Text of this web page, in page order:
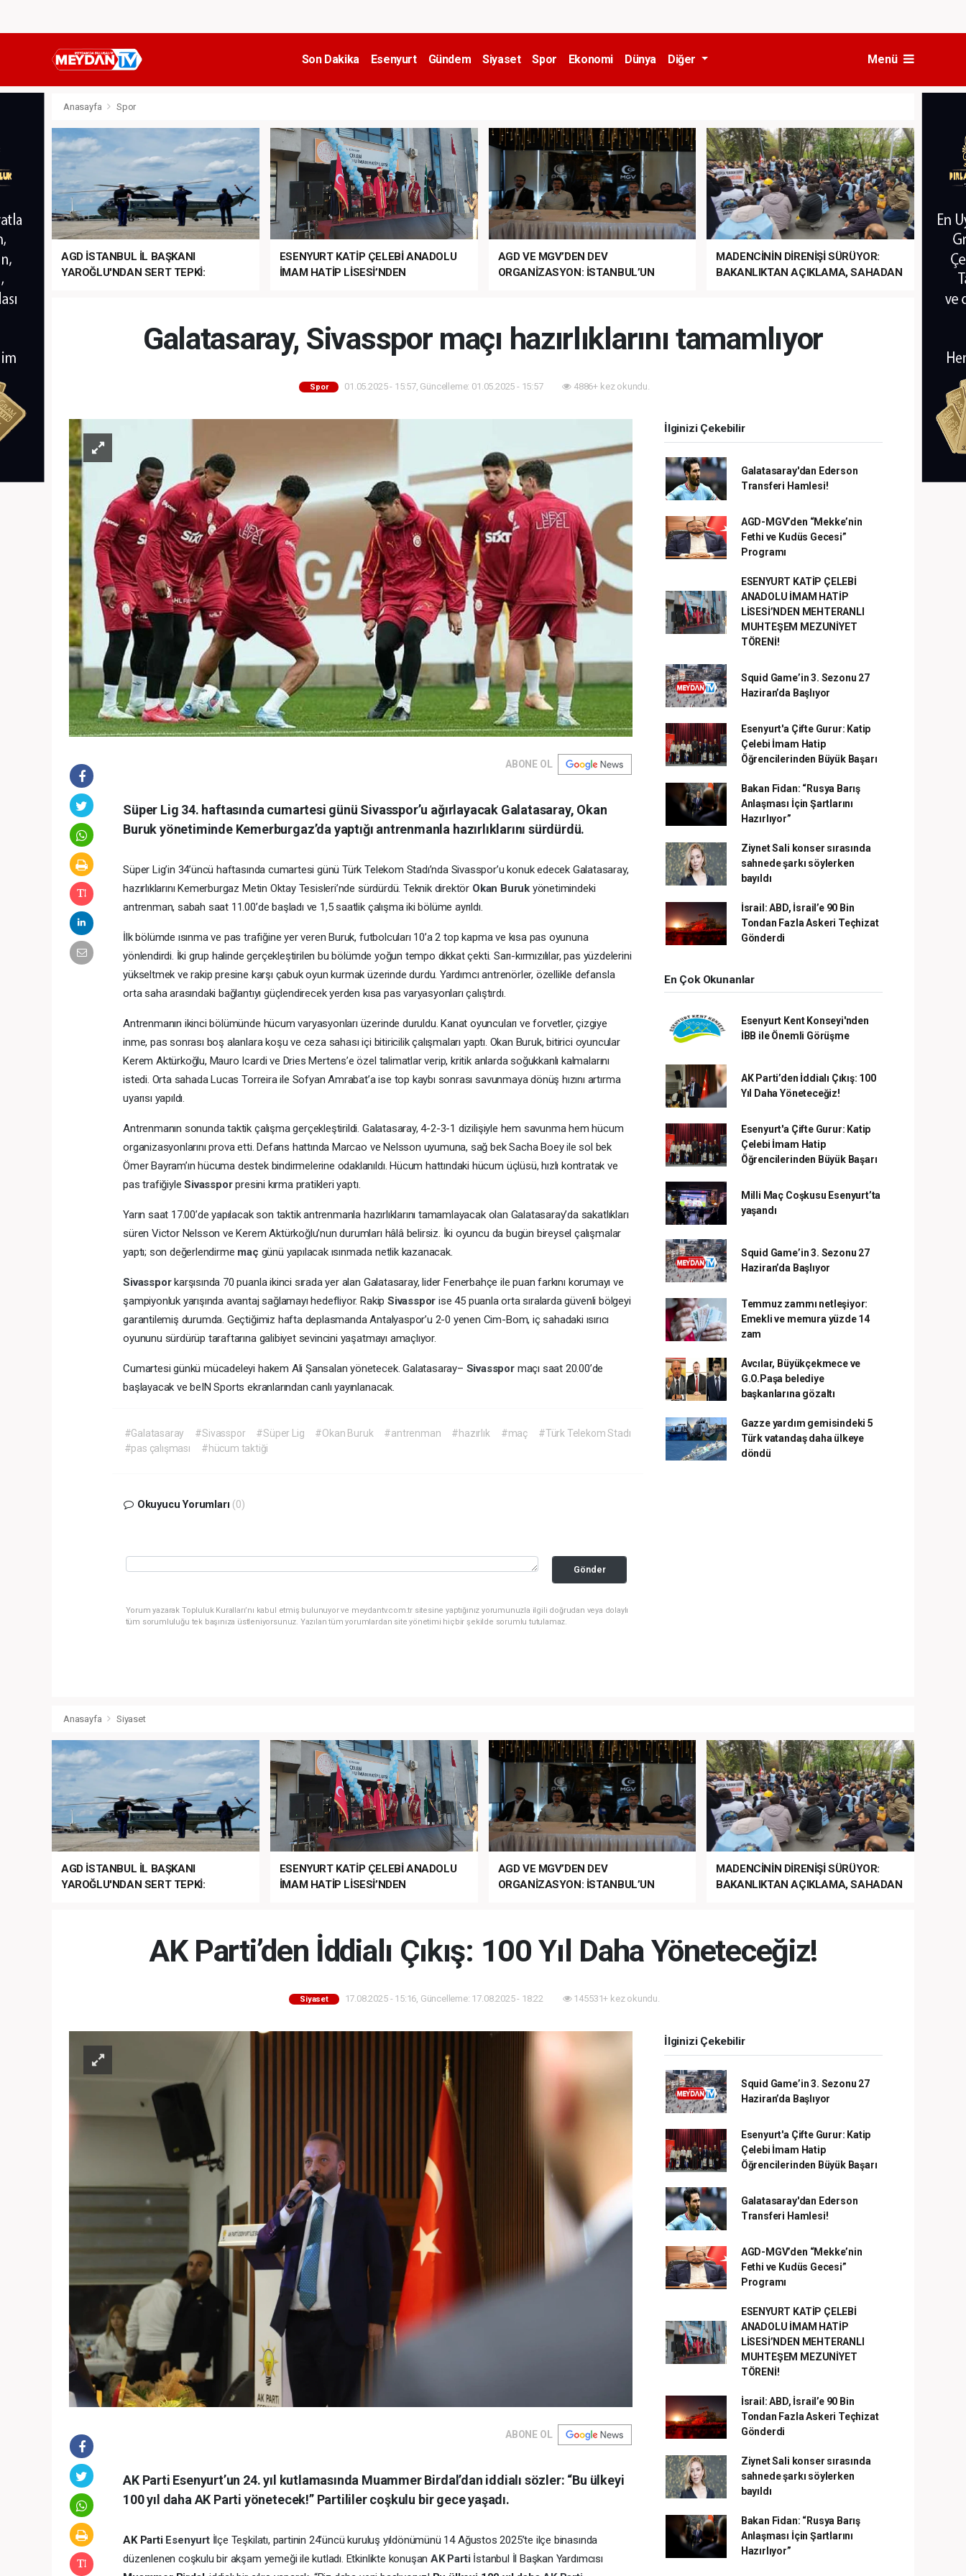
Son Dakika Esenyurt Gündem Siyaset Spor Ekonomi Dünya Diğer Menü
Anasayfa Spor
AGD İSTANBUL İL BAŞKANI
YAROĞLU'NDAN SERT TEPKİ:
ESENYURT KATİP ÇELEBİ ANADOLU
İMAM HATİP LİSESİ’NDEN
AGD VE MGV’DEN DEV
ORGANİZASYON: İSTANBUL’UN
MADENCİNİN DİRENİŞİ SÜRÜYOR:
BAKANLIKTAN AÇIKLAMA, SAHADAN
Galatasaray, Sivasspor maçı hazırlıklarını tamamlıyor
Spor 01.05.2025 - 15:57, Güncelleme: 01.05.2025 - 15:57 4886+ kez okundu.
ABONE OL
Süper Lig 34. haftasında cumartesi günü Sivasspor’u ağırlayacak Galatasaray, Okan
Buruk yönetiminde Kemerburgaz’da yaptığı antrenmanla hazırlıklarını sürdürdü.
Süper Lig’in 34’üncü haftasında cumartesi günü Türk Telekom Stadı’nda Sivasspor’u konuk edecek Galatasaray,
hazırlıklarını Kemerburgaz Metin Oktay Tesisleri’nde sürdürdü. Teknik direktör Okan Buruk yönetimindeki
antrenman, sabah saat 11.00’de başladı ve 1,5 saatlik çalışma iki bölüme ayrıldı.
İlk bölümde ısınma ve pas trafiğine yer veren Buruk, futbolcuları 10’a 2 top kapma ve kısa pas oyununa
yönlendirdi. İki grup halinde gerçekleştirilen bu bölümde yoğun tempo dikkat çekti. Sarı-kırmızılılar, pas yüzdelerini
yükseltmek ve rakip presine karşı çabuk oyun kurmak üzerinde durdu. Yardımcı antrenörler, özellikle defansla
orta saha arasındaki bağlantıyı güçlendirecek yerden kısa pas varyasyonları çalıştırdı.
Antrenmanın ikinci bölümünde hücum varyasyonları üzerinde duruldu. Kanat oyuncuları ve forvetler, çizgiye
inme, pas sonrası boş alanlara koşu ve ceza sahası içi bitiricilik çalışmaları yaptı. Okan Buruk, bitirici oyuncular
Kerem Aktürkoğlu, Mauro Icardi ve Dries Mertens’e özel talimatlar verip, kritik anlarda soğukkanlı kalmalarını
istedi. Orta sahada Lucas Torreira ile Sofyan Amrabat’a ise top kaybı sonrası savunmaya dönüş hızını artırma
uyarısı yapıldı.
Antrenmanın sonunda taktik çalışma gerçekleştirildi. Galatasaray, 4-2-3-1 dizilişiyle hem savunma hem hücum
organizasyonlarını prova etti. Defans hattında Marcao ve Nelsson uyumuna, sağ bek Sacha Boey ile sol bek
Ömer Bayram’ın hücuma destek bindirmelerine odaklanıldı. Hücum hattındaki hücum üçlüsü, hızlı kontratak ve
pas trafiğiyleSivassporpresini kırma pratikleri yaptı.
Yarın saat 17.00’de yapılacak son taktik antrenmanla hazırlıklarını tamamlayacak olan Galatasaray’da sakatlıkları
süren Victor Nelsson ve Kerem Aktürkoğlu’nun durumları hâlâ belirsiz. İki oyuncu da bugün bireysel çalışmalar
yaptı; son değerlendirme maç günü yapılacak ısınmada netlik kazanacak.
Sivassporkarşısında 70 puanla ikinci sırada yer alan Galatasaray, lider Fenerbahçe ile puan farkını korumayı ve
şampiyonluk yarışında avantaj sağlamayı hedefliyor. Rakip Sivassporise 45 puanla orta sıralarda güvenli bölgeyi
garantilemiş durumda. Geçtiğimiz hafta deplasmanda Antalyaspor’u 2-0 yenen Cim-Bom, iç sahadaki ısırıcı
oyununu sürdürüp taraftarına galibiyet sevincini yaşatmayı amaçlıyor.
Cumartesi günkü mücadeleyi hakem Ali Şansalan yönetecek. Galatasaray– Sivasspor maçı saat 20.00’de
başlayacak ve beIN Sports ekranlarından canlı yayınlanacak.
#Galatasaray #Sivasspor #Süper Lig #Okan Buruk #antrenman #hazırlık #maç
#Türk Telekom Stadı
#pas çalışması
#hücum taktiği
Okuyucu Yorumları (0)
Gönder
Yorum yazarak Topluluk Kuralları’nı kabul etmiş bulunuyor ve meydantv.com.tr sitesine yaptığınız yorumunuzla ilgili doğrudan veya dolaylı
tüm sorumluluğu tek başınıza üstleniyorsunuz. Yazılan tüm yorumlardan site yönetimi hiçbir şekilde sorumlu tutulamaz.
İlginizi Çekebilir
Galatasaray'dan Ederson
Transferi Hamlesi!
AGD-MGV’den “Mekke’nin
Fethi ve Kudüs Gecesi”
Programı
ESENYURT KATİP ÇELEBİ
ANADOLU İMAM HATİP
LİSESİ’NDEN MEHTERANLI
MUHTEŞEM MEZUNİYET
TÖRENİ!
Squid Game’in 3. Sezonu 27
Haziran’da Başlıyor
Esenyurt'a Çifte Gurur: Katip
Çelebi İmam Hatip
Öğrencilerinden Büyük Başarı
Bakan Fidan: “Rusya Barış
Anlaşması İçin Şartlarını
Hazırlıyor”
Ziynet Sali konser sırasında
sahnede şarkı söylerken
bayıldı
İsrail: ABD, İsrail’e 90 Bin
Tondan Fazla Askeri Teçhizat
Gönderdi
En Çok Okunanlar
Esenyurt Kent Konseyi'nden
İBB ile Önemli Görüşme
AK Parti’den İddialı Çıkış: 100
Yıl Daha Yöneteceğiz!
Esenyurt'a Çifte Gurur: Katip
Çelebi İmam Hatip
Öğrencilerinden Büyük Başarı
Milli Maç Coşkusu Esenyurt’ta
yaşandı
Squid Game’in 3. Sezonu 27
Haziran’da Başlıyor
Temmuz zammı netleşiyor:
Emekli ve memura yüzde 14
zam
Avcılar, Büyükçekmece ve
G.O.Paşa belediye
başkanlarına gözaltı
Gazze yardım gemisindeki 5
Türk vatandaş daha ülkeye
döndü
Anasayfa Siyaset
AGD İSTANBUL İL BAŞKANI
YAROĞLU'NDAN SERT TEPKİ:
ESENYURT KATİP ÇELEBİ ANADOLU
İMAM HATİP LİSESİ’NDEN
AGD VE MGV’DEN DEV
ORGANİZASYON: İSTANBUL’UN
MADENCİNİN DİRENİŞİ SÜRÜYOR:
BAKANLIKTAN AÇIKLAMA, SAHADAN
AK Parti’den İddialı Çıkış: 100 Yıl Daha Yöneteceğiz!
Siyaset 17.08.2025 - 15:16, Güncelleme: 17.08.2025 - 18:22 145531+ kez okundu.
ABONE OL
AK Parti Esenyurt’un 24. yıl kutlamasında Muammer Birdal’dan iddialı sözler: “Bu ülkeyi
100 yıl daha AK Parti yönetecek!” Partililer coşkulu bir gece yaşadı.
AK Parti Esenyurt İlçe Teşkilatı, partinin 24’üncü kuruluş yıldönümünü 14 Ağustos 2025’te ilçe binasında
düzenlenen coşkulu bir akşam yemeği ile kutladı. Etkinlikte konuşanAK Parti İstanbul İl Başkan Yardımcısı
İlginizi Çekebilir
Squid Game’in 3. Sezonu 27
Haziran’da Başlıyor
Esenyurt'a Çifte Gurur: Katip
Çelebi İmam Hatip
Öğrencilerinden Büyük Başarı
Galatasaray'dan Ederson
Transferi Hamlesi!
AGD-MGV’den “Mekke’nin
Fethi ve Kudüs Gecesi”
Programı
ESENYURT KATİP ÇELEBİ
ANADOLU İMAM HATİP
LİSESİ’NDEN MEHTERANLI
MUHTEŞEM MEZUNİYET
TÖRENİ!
İsrail: ABD, İsrail’e 90 Bin
Tondan Fazla Askeri Teçhizat
Gönderdi
Ziynet Sali konser sırasında
sahnede şarkı söylerken
bayıldı
Bakan Fidan: “Rusya Barış
Anlaşması İçin Şartlarını
Hazırlıyor”